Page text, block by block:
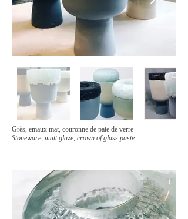
Grès, emaux mat, couronne de pate de verre
Stoneware, matt glaze, crown of glass paste